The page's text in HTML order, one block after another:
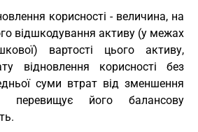
корисності - величина, на
відшкодування активу (у межах
вартості цього активу,
відновлення корисності без
суми втрат від зменшення
перевищує його балансову